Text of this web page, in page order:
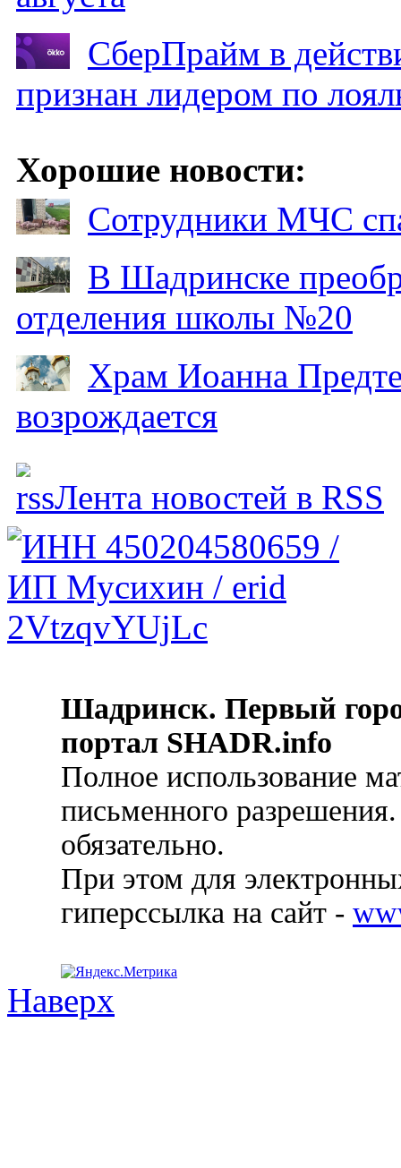
СберПрайм в
признан лидером по
Хорошие новости:
Сотрудники МЧС
В Шадринске
отделения школы №20
Храм Иоанна
возрождается
Лента новостей в RSS
Шадринск. Первый
портал SHADR.info
Полное использование
письменного
обязательно.
При этом для
гиперссылка на сайт -
Наверх